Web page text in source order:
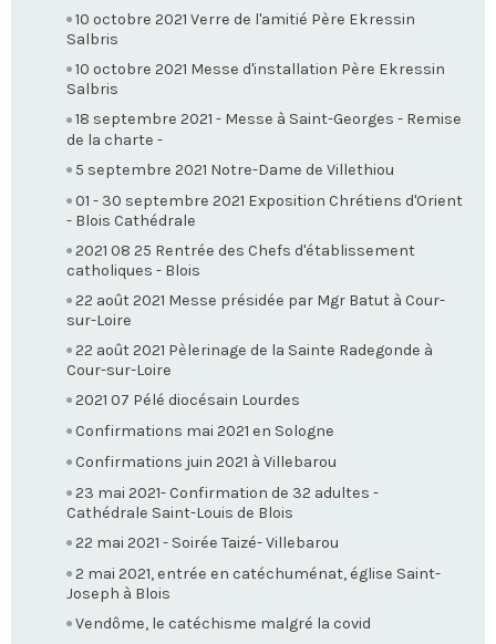
10 octobre 2021 Verre de l'amitié Père Ekressin
Salbris
10 octobre 2021 Messe d'installation Père Ekressin
Salbris
18 septembre 2021 - Messe à Saint-Georges - Remise
de la charte -
5 septembre 2021 Notre-Dame de Villethiou
01 - 30 septembre 2021 Exposition Chrétiens d'Orient
- Blois Cathédrale
2021 08 25 Rentrée des Chefs d'établissement
catholiques - Blois
22 août 2021 Messe présidée par Mgr Batut à Cour-
sur-Loire
22 août 2021 Pèlerinage de la Sainte Radegonde à
Cour-sur-Loire
2021 07 Pélé diocésain Lourdes
Confirmations mai 2021 en Sologne
Confirmations juin 2021 à Villebarou
23 mai 2021- Confirmation de 32 adultes -
Cathédrale Saint-Louis de Blois
22 mai 2021 - Soirée Taizé- Villebarou
2 mai 2021, entrée en catéchuménat, église Saint-
Joseph à Blois
Vendôme, le catéchisme malgré la covid